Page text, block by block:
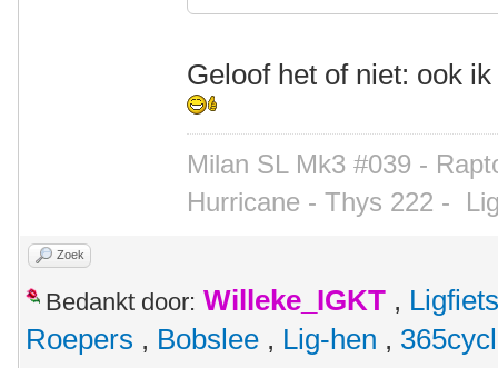
Geloof het of niet: ook
Milan SL Mk3 #039 -
Hurricane - Thys 222 -
Zoek
Bedankt door: Willeke_IGKT ,
Roepers , Bobslee , Lig-hen ,